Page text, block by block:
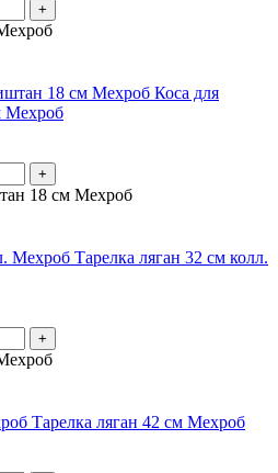
+
Коса для
Мехроб
+
18 см Мехроб
Тарелка ляган 32 см колл.
+
Тарелка ляган 42 см Мехроб